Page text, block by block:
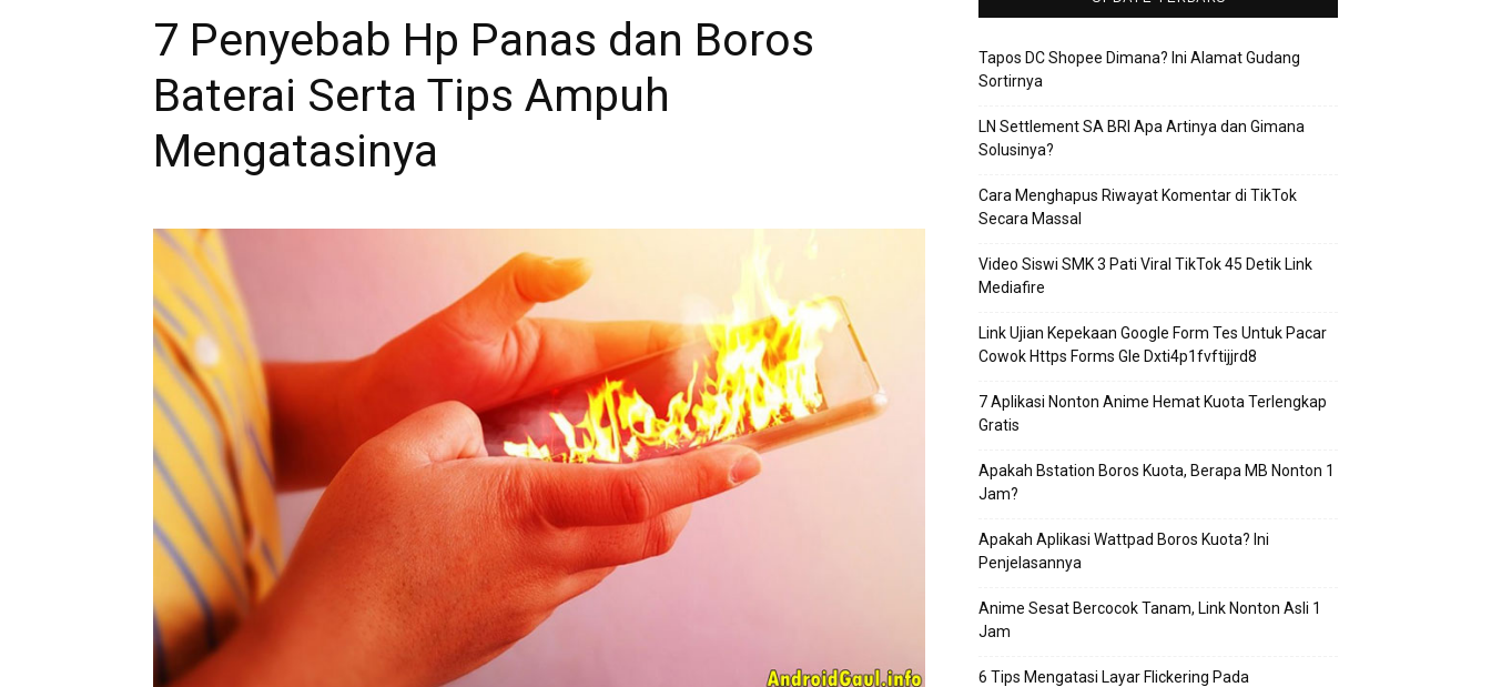
7 Penyebab Hp Panas dan Boros
Baterai Serta Tips Ampuh
Mengatasinya
Tapos DC Shopee Dimana? Ini Alamat Gudang
Sortirnya
LN Settlement SA BRI Apa Artinya dan Gimana
Solusinya?
Cara Menghapus Riwayat Komentar di TikTok
Secara Massal
Video Siswi SMK 3 Pati Viral TikTok 45 Detik Link
Mediafire
Link Ujian Kepekaan Google Form Tes Untuk Pacar
Cowok Https Forms Gle Dxti4p1fvftijjrd8
7 Aplikasi Nonton Anime Hemat Kuota Terlengkap
Gratis
Apakah Bstation Boros Kuota, Berapa MB Nonton 1
Jam?
Apakah Aplikasi Wattpad Boros Kuota? Ini
Penjelasannya
Anime Sesat Bercocok Tanam, Link Nonton Asli 1
Jam
6 Tips Mengatasi Layar Flickering Pada